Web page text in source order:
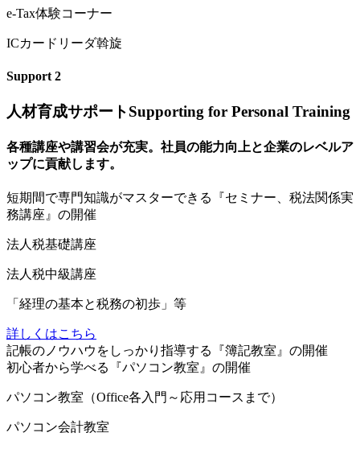
e-Tax体験コーナー
ICカードリーダ斡旋
Support 2
人材育成サポートSupporting for Personal Training
各種講座や講習会が充実。社員の能力向上と企業のレベルア
ップに貢献します。
短期間で専門知識がマスターできる『セミナー、税法関係実
務講座』の開催
法人税基礎講座
法人税中級講座
「経理の基本と税務の初歩」等
詳しくはこちら
記帳のノウハウをしっかり指導する『簿記教室』の開催
初心者から学べる『パソコン教室』の開催
パソコン教室（Office各入門～応用コースまで）
パソコン会計教室